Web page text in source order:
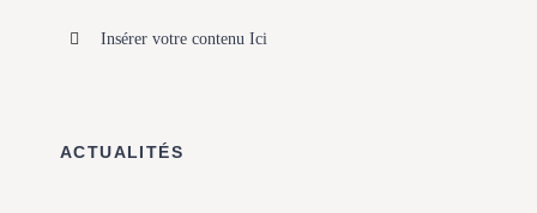
Insérer votre contenu Ici
ACTUALITÉS